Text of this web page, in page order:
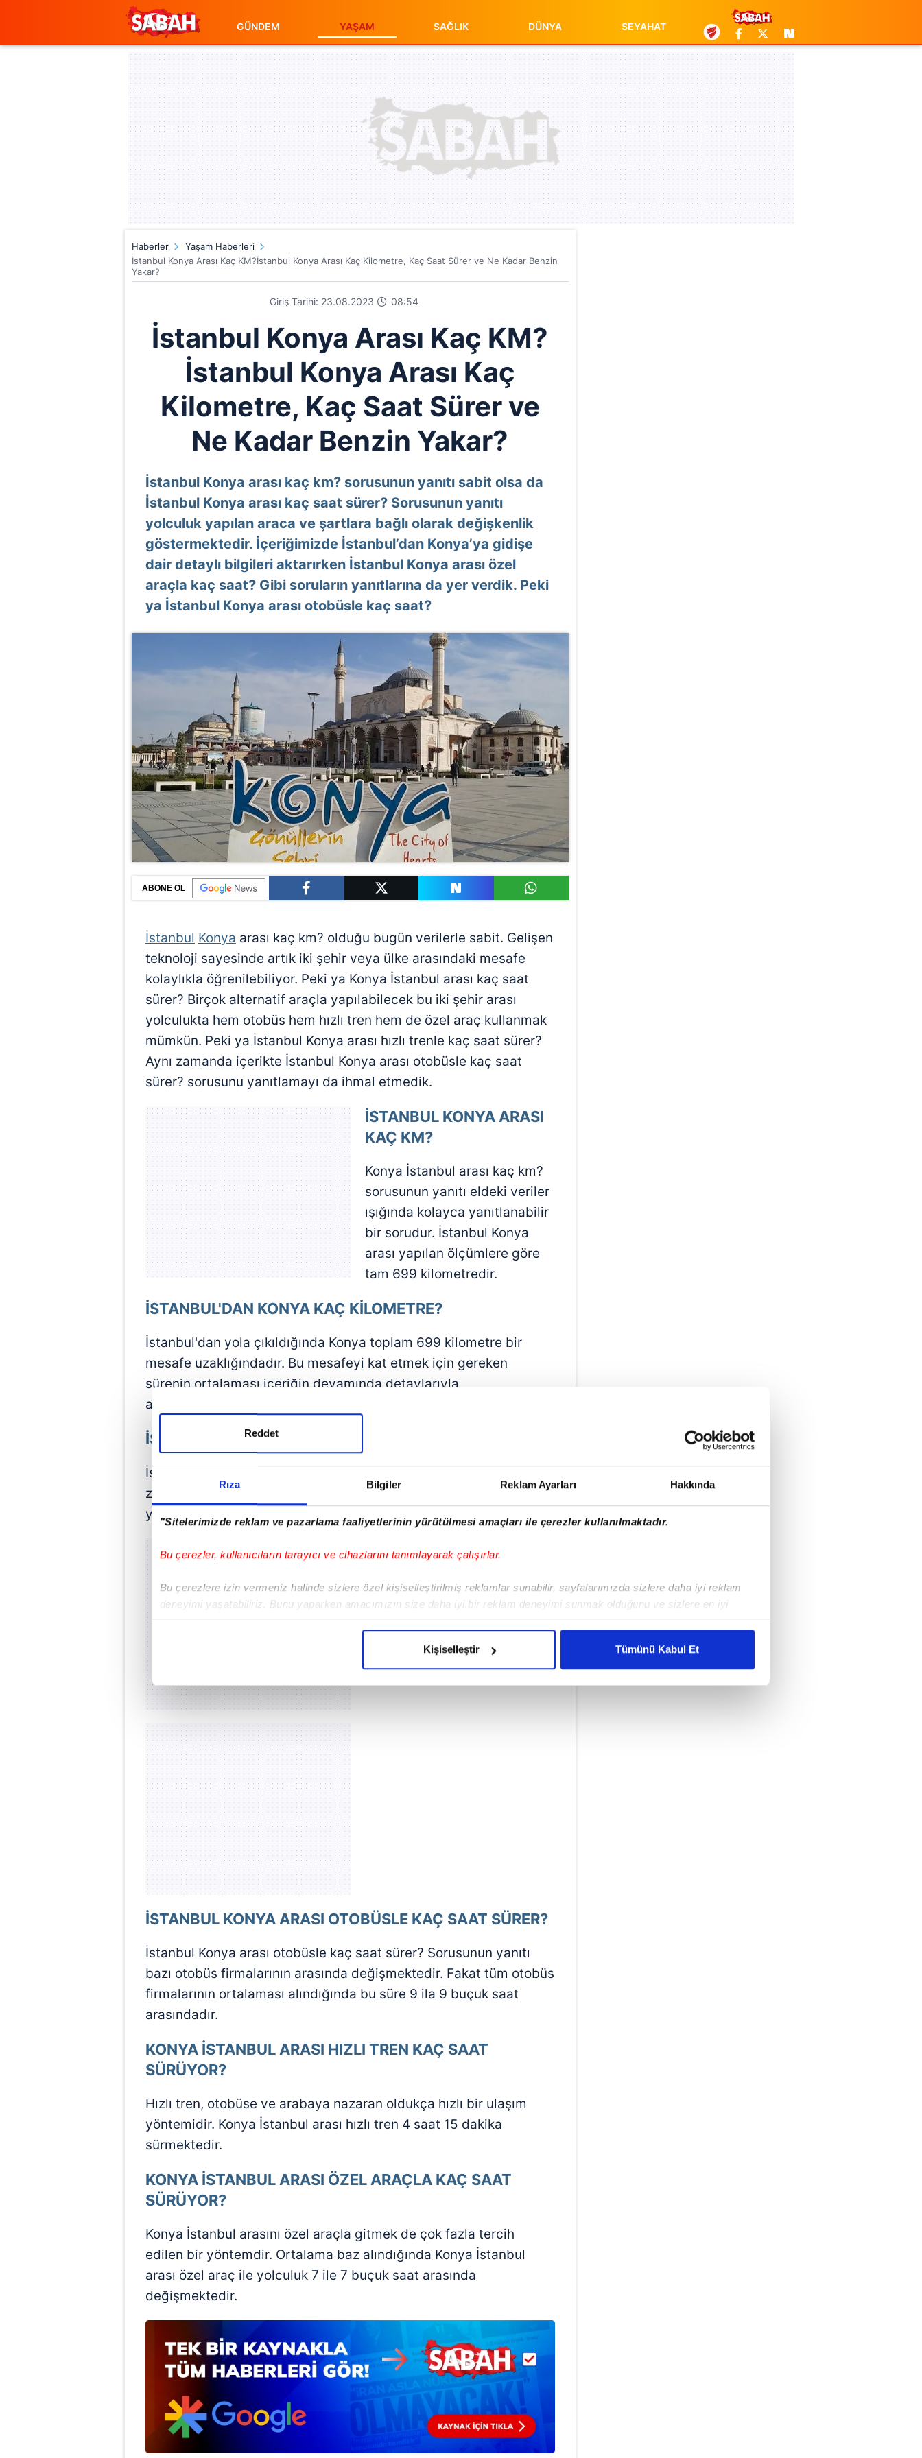
Rıza Bilgiler Reklam Ayarları Hakkında
"Sitelerimizde reklam ve pazarlama faaliyetlerinin yürütülmesi amaçları ile çerezler kullanılmaktadır.
Bu çerezler, kullanıcıların tarayıcı ve cihazlarını tanımlayarak çalışırlar.
Bu çerezlere izin vermeniz halinde sizlere özel kişiselleştirilmiş reklamlar sunabilir, sayfalarımızda sizlere daha iyi reklam
deneyimi yaşatabiliriz. Bunu yaparken amacımızın size daha iyi bir reklam deneyimi sunmak olduğunu ve sizlere en iyi
içerikleri sunabilmek adına elimizden gelen çabayı gösterdiğimizi ve bu noktada, reklamların maliyetlerimizi karşılamak
Her halükârda, kullanıcılar, bu çerezlere izin vermedikleri takdirde, kullanıcılara hedefli reklamlar gösterilmeyecektir."
Sizlere daha iyi bir hizmet sunabilmek için İnternet Sitemizde kendimize ve üçüncü kişilere ait çerezler kullanılmaktadır. Bu
amacıyla kullanılmaktadır. Diğer çerezler, sitemizin daha işlevsel kılınması ve kişiselleştirilmesi ve sizlere yönelik
reklam/pazarlama faaliyetlerinin yapılması, amaçlarıyla sınırlı olarak açık rızanız dahilinde kullanılacaktır.
Çerezlere ilişkin tercihlerinizi aşağıda yer alan panel vasıtasıyla belirleyebilirsiniz. Çerezlere ilişkin detaylı bilgi için Ayarlar
butonuna tıklayabilir, Çerez Bilgilendirme Metnimizi
6698 sayılı Kişisel Verilerin Korunması Kanunu uyarınca hazırlanmış Aydınlatma Metnimizi okumak ve sitemizde ilgili
mevzuata uygun olarak kullanılan çerezlerle ilgili bilgi almak için lütfen
Reddet
Kişiselleştir Tümünü Kabul Et
GÜNDEM YAŞAM SAĞLIK DÜNYA SEYAHAT
Haberler
Yaşam Haberleri
İstanbul Konya Arası Kaç KM?İstanbul Konya Arası Kaç Kilometre, Kaç Saat Sürer ve Ne Kadar Benzin
Yakar?
Giriş Tarihi: 23.08.2023 08:54
İstanbul Konya Arası Kaç KM?
İstanbul Konya Arası Kaç
Kilometre, Kaç Saat Sürer ve
Ne Kadar Benzin Yakar?
İstanbul Konya arası kaç km? sorusunun yanıtı sabit olsa da
İstanbul Konya arası kaç saat sürer? Sorusunun yanıtı
yolculuk yapılan araca ve şartlara bağlı olarak değişkenlik
göstermektedir. İçeriğimizde İstanbul’dan Konya’ya gidişe
dair detaylı bilgileri aktarırken İstanbul Konya arası özel
araçla kaç saat? Gibi soruların yanıtlarına da yer verdik. Peki
ya İstanbul Konya arası otobüsle kaç saat?
ABONE OL
İstanbul Konya arası kaç km? olduğu bugün verilerle sabit. Gelişen
teknoloji sayesinde artık iki şehir veya ülke arasındaki mesafe
kolaylıkla öğrenilebiliyor. Peki ya Konya İstanbul arası kaç saat
sürer? Birçok alternatif araçla yapılabilecek bu iki şehir arası
yolculukta hem otobüs hem hızlı tren hem de özel araç kullanmak
mümkün. Peki ya İstanbul Konya arası hızlı trenle kaç saat sürer?
Aynı zamanda içerikte İstanbul Konya arası otobüsle kaç saat
sürer? sorusunu yanıtlamayı da ihmal etmedik.
İSTANBUL KONYA ARASI
KAÇ KM?
Konya İstanbul arası kaç km?
sorusunun yanıtı eldeki veriler
ışığında kolayca yanıtlanabilir
bir sorudur. İstanbul Konya
arası yapılan ölçümlere göre
tam 699 kilometredir.
İSTANBUL'DAN KONYA KAÇ KİLOMETRE?
İstanbul'dan yola çıkıldığında Konya toplam 699 kilometre bir
mesafe uzaklığındadır. Bu mesafeyi kat etmek için gereken
sürenin ortalaması içeriğin devamında detaylarıyla
aktarılmaktadır.
İSTANBUL KONYA ARASI KAÇ SAAT?
İstanbul Konya arası otobüs, hızlı tren ve özel araç ile üç ayrı
zaman diliminde tamamlanabilmektedir. Bunlardan en hızlı
yöntem hızlı trendir. Ardından özel araç, daha sonra ise otobüstür.
İSTANBUL KONYA ARASI OTOBÜSLE KAÇ SAAT SÜRER?
İstanbul Konya arası otobüsle kaç saat sürer? Sorusunun yanıtı
bazı otobüs firmalarının arasında değişmektedir. Fakat tüm otobüs
firmalarının ortalaması alındığında bu süre 9 ila 9 buçuk saat
arasındadır.
KONYA İSTANBUL ARASI HIZLI TREN KAÇ SAAT
SÜRÜYOR?
Hızlı tren, otobüse ve arabaya nazaran oldukça hızlı bir ulaşım
yöntemidir. Konya İstanbul arası hızlı tren 4 saat 15 dakika
sürmektedir.
KONYA İSTANBUL ARASI ÖZEL ARAÇLA KAÇ SAAT
SÜRÜYOR?
Konya İstanbul arasını özel araçla gitmek de çok fazla tercih
edilen bir yöntemdir. Ortalama baz alındığında Konya İstanbul
arası özel araç ile yolculuk 7 ile 7 buçuk saat arasında
değişmektedir.